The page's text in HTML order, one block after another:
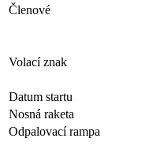
Členové
Volací znak
Datum startu
Nosná raketa
Odpalovací rampa